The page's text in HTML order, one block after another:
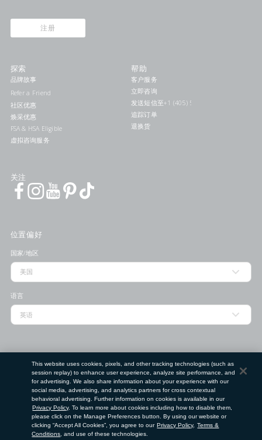
注册
探索
品牌故事
Refer a Friend
社区优惠
焕采优惠
FSA & HSA Eligible
虚拟咨询服务
帮助
客户服务
立即咨询
发送短信至+1 (405) 578-7046联系我们
追踪订单
退换货
关注
位置偏好
国家/地区
语言
邮政编码
提交
Clé de Peau Beauté Co.,Ltd. 版权所有。
使用条款 隐私政策 请勿出售或分享我的个人信息
This website uses cookies, pixels, and other tracking technologies (such as
session replay) to enhance user experience, analyze site performance, and
for advertising. We also share information about your experience with our
social media, advertising, and analytics partners for cross contextual
behavioral advertising. Further information on cookies is available in our
Privacy Policy. To learn more about cookies including how to disable them,
please click on the Manage Preferences button. By using our website or
clicking “Accept All Cookies”, you agree to our Privacy Policy, Terms &
Conditions , and use of these technologies.